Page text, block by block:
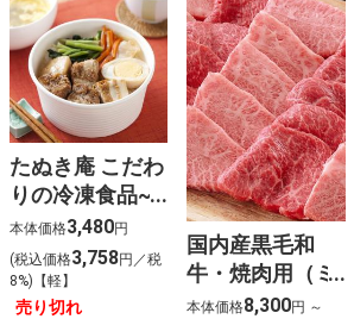
たぬき庵 こだわ
りの冷凍食品~
おすすめ~人気
の5食セット
本体価格3,480円
(税込価格3,758円／税
8%)【軽】
売り切れ
国内産黒毛和
牛・焼肉用（ミ
スジ入）
本体価格8,300円 ～